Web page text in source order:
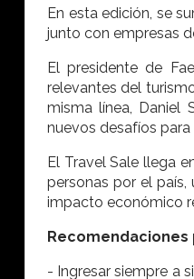
En esta edición, se
junto con empresas
El presidente de
relevantes del
misma línea, Daniel
nuevos desafíos
El Travel Sale llega
personas por el país,
impacto económico
- Ingresar siempre a